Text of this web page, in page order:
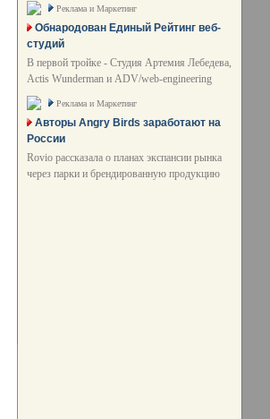
Реклама и Маркетинг
Обнародован Единый Рейтинг веб-
студий
В первой тройке - Студия Артемия Лебедева,
Actis Wunderman и ADV/web-engineering
Реклама и Маркетинг
Авторы Angry Birds заработают на
России
Rovio рассказала о планах экспансии рынка
через парки и брендированную продукцию